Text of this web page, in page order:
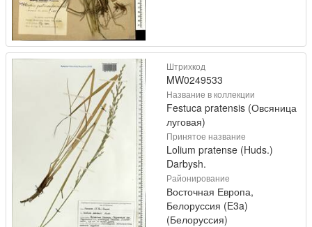
Штрихкод
MW0249533
Название в коллекции
Festuca pratensis (Овсяница
луговая)
Принятое название
Lolium pratense (Huds.)
Darbysh.
Районирование
Восточная Европа,
Белоруссия (E3a)
(Белоруссия)